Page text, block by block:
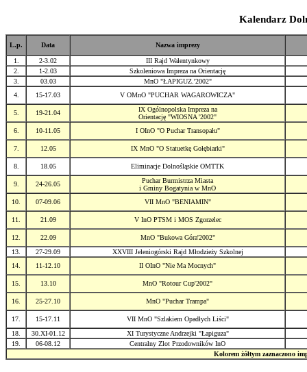
Kalendarz
L.p. Data Nazwa imprezy
1. 2-3.02
III Rajd Walentynkowy
2.
1-2.03
Szkoleniowa Impreza na Orientację
3.
03.03
MnO "ŁAPIGUZ.'2002"
4.
15-17.03 V OMnO "PUCHAR WAGAROWICZA"
5. 19-21.04
IX Ogólnopolska Impreza na
Orientację "WIOSNA '2002"
6.
10-11.05 I OInO "O Puchar Transopału"
7. 12.05 IX MnO "O Statuetkę Gołębiarki"
8. 18.05 Eliminacje Dolnośląskie OMTTK
9. 24-26.05
Puchar Burmistrza Miasta
i Gminy Bogatynia w MnO
10.
07-09.06 VII MnO "BENIAMIN"
11. 21.09 V InO PTSM i MOS Zgorzelec
12. 22.09
MnO "Bukowa Góra'2002"
13.
27-29.09
XXVIII Jeleniogórski Rajd Młodzieży Szkolnej
14.
11-12.10 II OInO "Nie Ma Mocnych"
15. 13.10 MnO "Rotour Cup'2002"
16. 25-27.10 MnO "Puchar Trampa"
17. 15-17.11
VII MnO "Szlakiem Opadłych Liści"
18.
30.XI-01.12
XI Turystyczne Andrzejki "Łapiguza"
19.
06-08.12
Centralny Zlot Przodowników InO
Kolorem żółtym zaznaczono